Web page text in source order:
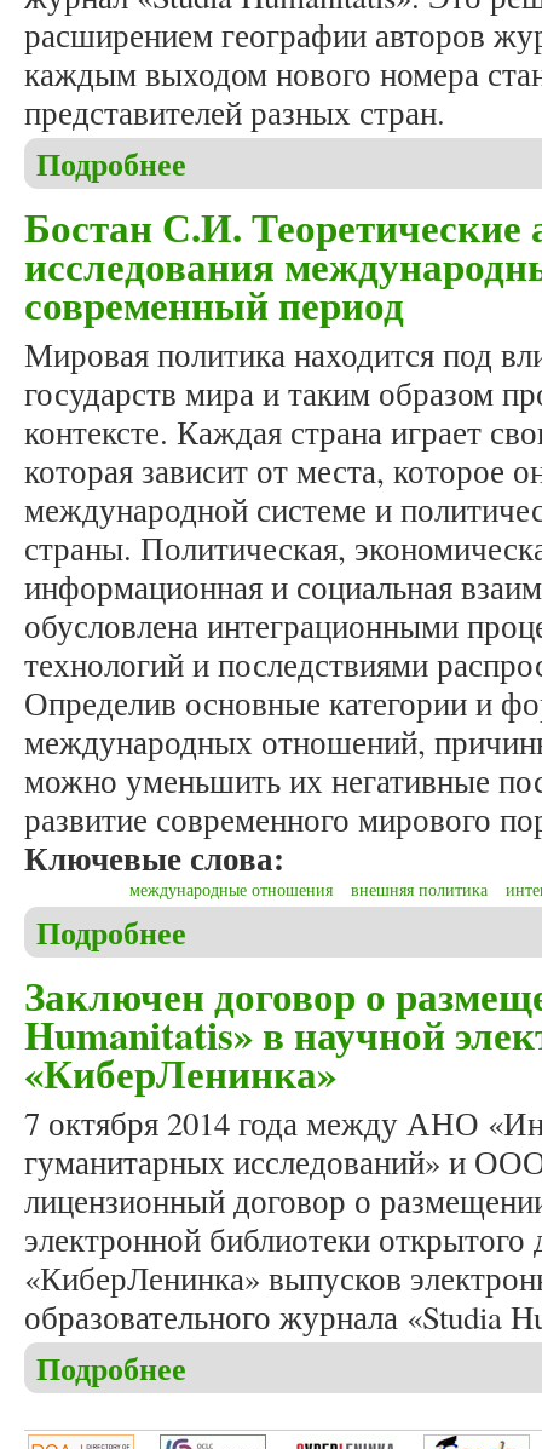
расширением географии авторов
каждым выходом нового номера
представителей разных стран.
Подробнее
Бостан С.И. Теоретические
исследования
современный период
Мировая политика находится под
государств мира и таким образом
контексте. Каждая страна играет
которая зависит от места, которое
международной системе и
страны. Политическая,
информационная и социальная
обусловлена интеграционными
технологий и последствиями
Определив основные категории и
международных отношений,
можно уменьшить их негативные
развитие современного мирового
Ключевые слова:
международные отношения внешняя политика
Подробнее
Заключен договор о
Humanitatis» в научной
«КиберЛенинка»
7 октября 2014 года между АНО
гуманитарных исследований» и
лицензионный договор о
электронной библиотеки открытого
«КиберЛенинка» выпусков
образовательного журнала «Studia
Подробнее